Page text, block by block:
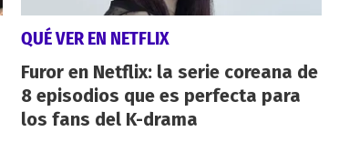
QUÉ VER EN NETFLIX
Furor en Netflix: la serie coreana de
8 episodios que es perfecta para
los fans del K-drama